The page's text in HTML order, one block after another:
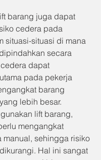
barang juga dapat
cedera pada
situasi-situasi di mana
secara
dapat
pada pekerja
barang
lebih besar.
lift barang,
mengangkat
manual, sehingga risiko
Hal ini sangat